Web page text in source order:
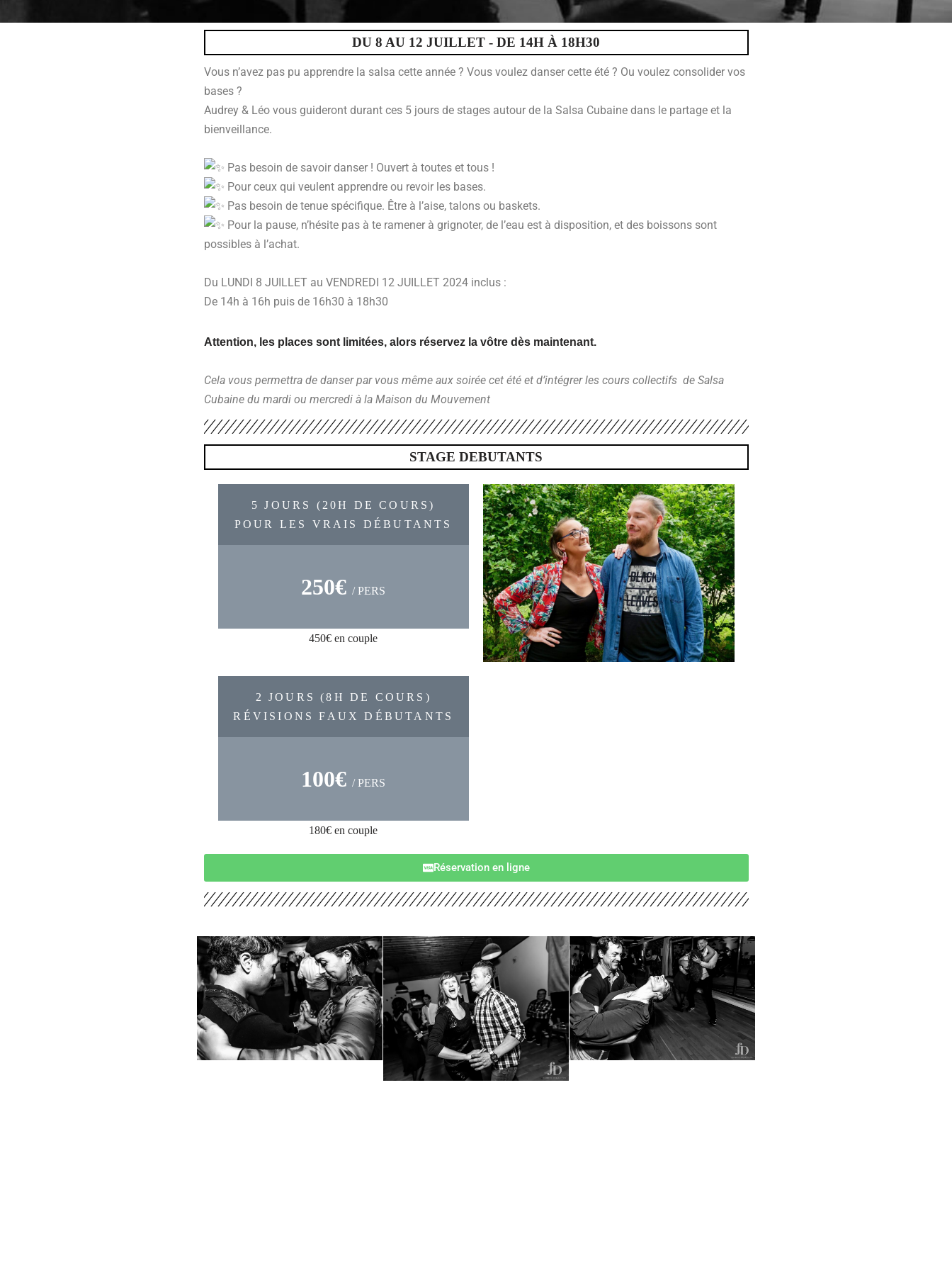
DU 8 AU 12 JUILLET - DE 14H À 18H30
Vous n’avez pas pu apprendre la salsa cette année ? Vous voulez danser cette été ? Ou voulez consolider vos
bases ?
Audrey & Léo vous guideront durant ces 5 jours de stages autour de la Salsa Cubaine dans le partage et la
bienveillance.
Pas besoin de savoir danser ! Ouvert à toutes et tous !
Pour ceux qui veulent apprendre ou revoir les bases.
Pas besoin de tenue spécifique. Être à l’aise, talons ou baskets.
Pour la pause, n’hésite pas à te ramener à grignoter, de l’eau est à disposition, et des boissons sont
possibles à l’achat.
Du LUNDI 8 JUILLET au VENDREDI 12 JUILLET 2024 inclus :
De 14h à 16h puis de 16h30 à 18h30
Attention, les places sont limitées, alors réservez la vôtre dès maintenant.
Cela vous permettra de danser par vous même aux soirée cet été et d’intégrer les cours collectifs de Salsa
Cubaine du mardi ou mercredi à la Maison du Mouvement
STAGE DEBUTANTS
5 JOURS (20H DE COURS)
POUR LES VRAIS DÉBUTANTS
250€/ PERS
450€ en couple
2 JOURS (8H DE COURS)
RÉVISIONS FAUX DÉBUTANTS
100€/ PERS
180€ en couple
Réservation en ligne